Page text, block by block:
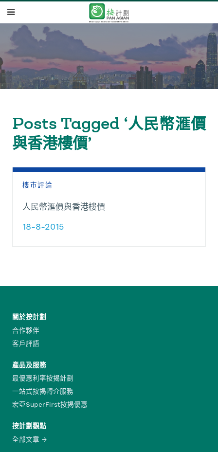
Posts Tagged ‘人民幣滙價
與香港樓價’
樓市評論
人民幣滙價與香港樓價
18-8-2015
關於按計劃
合作夥伴
客戶評語
產品及服務
最優惠利率按揭計劃
一站式按揭轉介服務
宏亞SuperFirst按揭優惠
按計劃觀點
全部文章